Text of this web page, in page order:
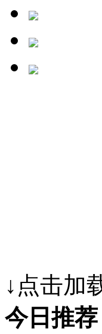
↓点击加
今日推荐